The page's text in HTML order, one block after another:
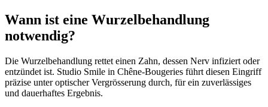
Wann ist eine Wurzelbehandlung
notwendig?
Die Wurzelbehandlung rettet einen Zahn, dessen Nerv infiziert oder
entzündet ist. Studio Smile in Chêne-Bougeries führt diesen Eingriff
präzise unter optischer Vergrösserung durch, für ein zuverlässiges
und dauerhaftes Ergebnis.